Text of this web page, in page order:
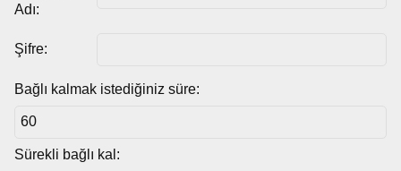
Adı:
Şifre:
Bağlı kalmak istediğiniz süre:
Sürekli bağlı kal: